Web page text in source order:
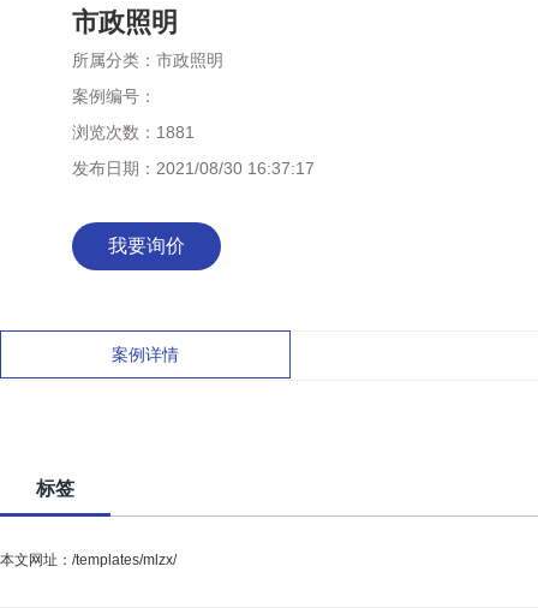
市政照明
所属分类： 市政照明
案例编号：
浏览次数： 1881
发布日期： 2021/08/30 16:37:17
我要询价
案例详情
标签
本文网址：/templates/mlzx/